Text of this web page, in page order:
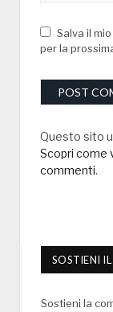
Salva il
per la
Questo sito
Scopri come
commenti.
SOSTIENI
Sostieni la